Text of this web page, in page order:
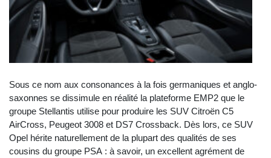
Sous ce nom aux consonances à la fois germaniques et anglo-
saxonnes se dissimule en réalité la plateforme EMP2 que le
groupe Stellantis utilise pour produire les SUV Citroën C5
AirCross, Peugeot 3008 et DS7 Crossback. Dès lors, ce SUV
Opel hérite naturellement de la plupart des qualités de ses
cousins du groupe PSA : à savoir, un excellent agrément de